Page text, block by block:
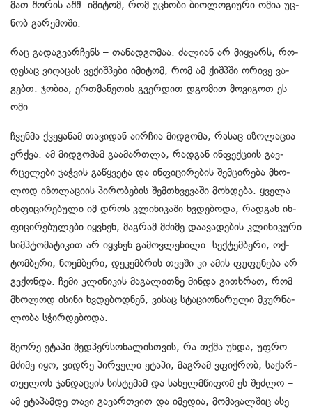
მათ შო­რის აშშ. იმი­ტომ, რომ უც­ნო­ბი ბი­ო­ლო­გი­უ­რი ომია უც­
ნობ გა­რე­მო­ში.
რაც გა­დაგ­ვარ­ჩენს – თა­ნად­გო­მაა. ძა­ლი­ან არ მიყ­ვარს, რო­
დე­საც ვი­ღა­ცას ვე­ქიშ­პე­ბი იმი­ტომ, რომ ამ ქიშპ­ში ორი­ვე ვა­
გებთ. ჯო­ბია, ერ­თმა­ნე­თის გვერ­დით დგო­მით მო­ვი­გოთ ეს
ომი.
ჩვენ­მა ქვე­ყა­ნამ თა­ვი­დან აირ­ჩია მიდ­გო­მა, რა­საც იზო­ლა­ცია
ერ­ქვა. ამ მიდ­გო­მამ გა­ა­მარ­თლა, რად­გან ინ­ფექ­ცი­ის გავ­
რცე­ლე­ბი ჯაჭ­ვის გა­წყვე­ტა და ინ­ფი­ცი­რე­ბის შემ­ცი­რე­ბა მხო­
ლოდ იზო­ლა­ცი­ის პი­რო­ბე­ბის შემ­თხვე­ვა­ში მოხ­დე­ბა. ყვე­ლა
ინ­ფი­ცი­რე­ბუ­ლი იმ დროს კლი­ნი­კა­ში ხვდე­ბო­და, რად­გან ინ­
ფი­ცი­რე­ბუ­ლე­ბი იყ­ვნენ, მაგ­რამ მძი­მე და­ა­ვა­დე­ბის კლი­ნი­კუ­რი
სიმპტო­მა­ტი­კით არ იყ­ვნენ გა­მოვ­ლე­ნი­ლი. სექ­ტემ­ბე­რი, ოქ­
ტომ­ბე­რი, ნო­ემ­ბე­რი, დე­კემ­ბრის თვე­ში კი ამის ფუ­ფუ­ნე­ბა არ
გვქონ­და. ჩემი კლი­ნი­კის მა­გა­ლით­ზე მინ­და გი­თხრათ, რომ
მხო­ლოდ ისი­ნი ხვდე­ბოდ­ნენ, ვი­საც სტა­ცი­ო­ნა­რუ­ლი მკურ­ნა­
ლო­ბა სჭირ­დე­ბო­და.
მე­ო­რე ეტა­პი მედ­პერ­სო­ნა­ლის­თვის, რა თქმა უნდა, უფრო
მძი­მე იყო, ვიდ­რე პირ­ვე­ლი ეტა­პი, მაგ­რამ ვფიქ­რობ, სა­ქარ­
თვე­ლოს ჯან­დაც­ვის სის­ტე­მამ და სა­ხელ­მწი­ფომ ეს შეძ­ლო –
ამ ეტა­პამ­დე თავი გა­ვარ­თვით და იმე­დია, მო­მა­ვალ­შიც ასე